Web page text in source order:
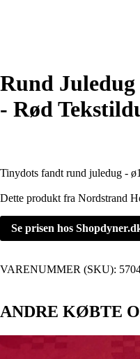
Rund
- Rød
Tinydots fandt rund juledug -
Dette produkt fra Nordstrand
Se prisen hos
VARENUMMER (SKU):
ANDRE KØBTE